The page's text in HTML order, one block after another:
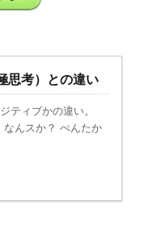
思考）との違い
ティブかの違い。
んスか？ ぺんたか